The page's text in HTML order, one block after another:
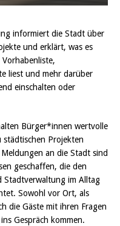
informiert die Stadt über
und erklärt, was es
liest und mehr darüber
einschalten oder
Bürger*innen wertvolle
Projekten
an die Stadt sind
geschaffen, die den
Stadtverwaltung im Alltag
Sowohl vor Ort, als
die Gäste mit ihren Fragen
Gespräch kommen.